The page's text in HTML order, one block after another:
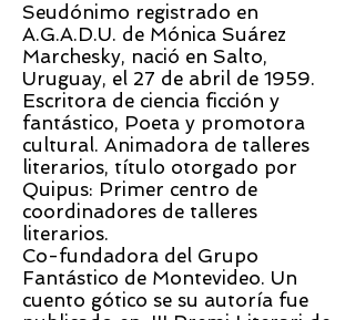
Seudónimo registrado en
A.G.A.D.U. de Mónica Suárez
Marchesky, nació en Salto,
Uruguay, el 27 de abril de 1959.
Escritora de ciencia ficción y
fantástico, Poeta y promotora
cultural. Animadora de talleres
literarios, título otorgado por
Quipus: Primer centro de
coordinadores de talleres
literarios.
Co-fundadora del Grupo
Fantástico de Montevideo. Un
cuento gótico se su autoría fue